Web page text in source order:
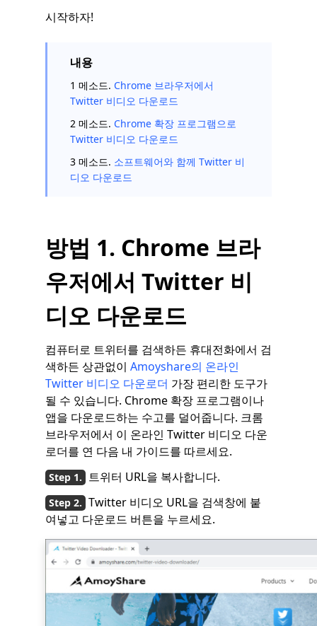
시작하자!
내용
1 메소드. Chrome 브라우저에서
Twitter 비디오 다운로드
2 메소드. Chrome 확장 프로그램으로
Twitter 비디오 다운로드
3 메소드. 소프트웨어와 함께 Twitter 비
디오 다운로드
방법 1. Chrome 브라
우저에서 Twitter 비
디오 다운로드
컴퓨터로 트위터를 검색하든 휴대전화에서 검
색하든 상관없이 Amoyshare의 온라인
Twitter 비디오 다운로더 가장 편리한 도구가
될 수 있습니다. Chrome 확장 프로그램이나
앱을 다운로드하는 수고를 덜어줍니다. 크롬
브라우저에서 이 온라인 Twitter 비디오 다운
로더를 연 다음 내 가이드를 따르세요.
트위터 URL을 복사합니다.
Twitter 비디오 URL을 검색창에 붙
여넣고 다운로드 버튼을 누르세요.